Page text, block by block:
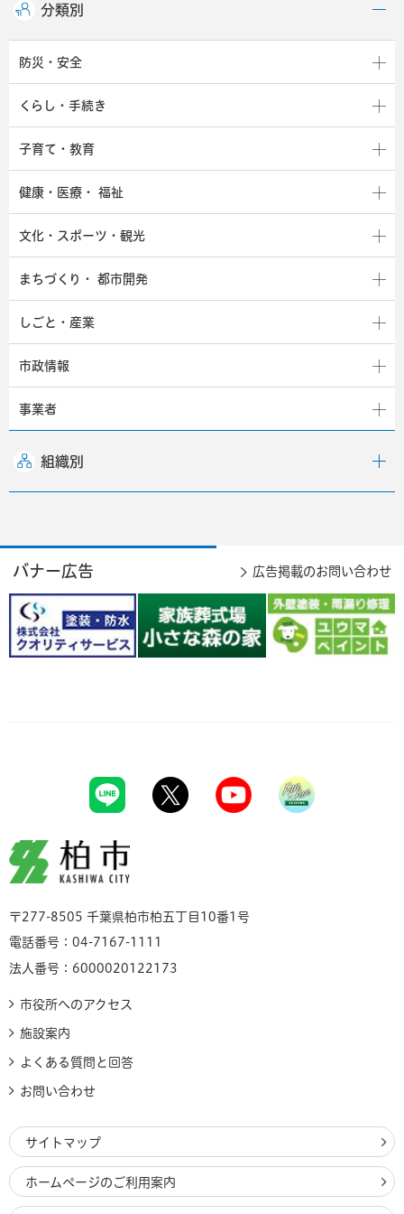
分類別
防災・安全
くらし・手続き
子育て・教育
健康・医療・ 福祉
文化・スポーツ・観光
まちづくり・ 都市開発
しごと・産業
市政情報
事業者
組織別
バナー広告 広告掲載のお問い合わせ
柏市
〒277-8505 千葉県柏市柏五丁目10番1号
電話番号：04-7167-1111
法人番号：6000020122173
市役所へのアクセス
施設案内
よくある質問と回答
お問い合わせ
サイトマップ
ホームページのご利用案内